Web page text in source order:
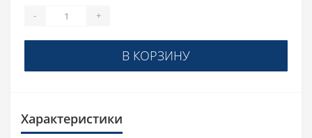
- +
В КОРЗИНУ
Характеристики